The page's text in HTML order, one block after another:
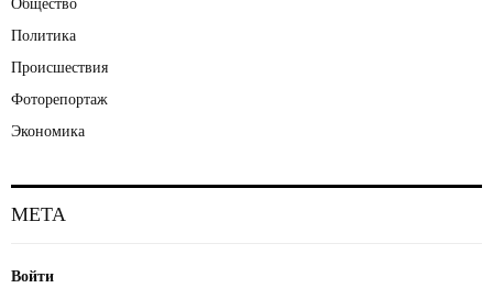
Политика
Происшествия
Фоторепортаж
Экономика
МЕТА
Войти